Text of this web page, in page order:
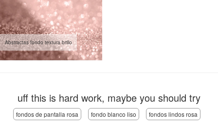
Abstractas fondo textura brillo
uff this is hard work, maybe you should try
fondos de pantalla rosa fondo blanco liso fondos lindos rosa